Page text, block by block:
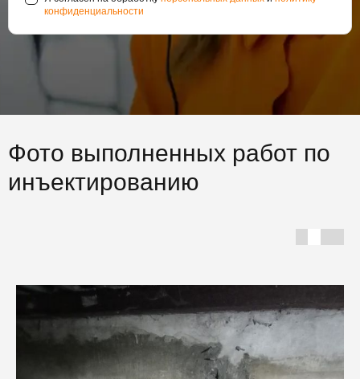
конфиденциальности
Фото выполненных работ по
инъектированию